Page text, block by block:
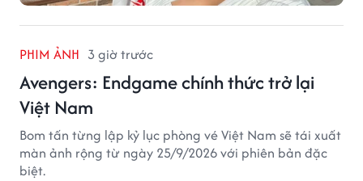
PHIM ẢNH 3 giờ trước
Avengers: Endgame chính thức trở lại
Việt Nam
Bom tấn từng lập kỷ lục phòng vé Việt Nam sẽ tái xuất
màn ảnh rộng từ ngày 25/9/2026 với phiên bản đặc
biệt.